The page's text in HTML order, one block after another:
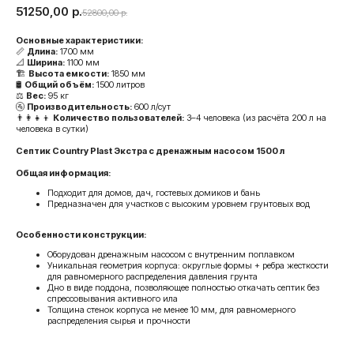
51250,00 р.52800,00 р.
Основные характеристики:
📏 Длина: 1700 мм
📐 Ширина: 1100 мм
🏗️ Высота емкости: 1850 мм
🛢️ Общий объём: 1500 литров
⚖️ Вес: 95 кг
🚰 Производительность: 600 л/сут
👨‍👩‍👧‍👦 Количество пользователей: 3–4 человека (из расчёта 200 л на
человека в сутки)
Септик Country Plast Экстра с дренажным насосом 1500 л
Общая информация:
Подходит для домов, дач, гостевых домиков и бань
Предназначен для участков с высоким уровнем грунтовых вод
Особенности конструкции:
Оборудован дренажным насосом с внутренним поплавком
Уникальная геометрия корпуса: округлые формы + ребра жесткости
для равномерного распределения давления грунта
Дно в виде поддона, позволяющее полностью откачать септик без
спрессовывания активного ила
Толщина стенок корпуса не менее 10 мм, для равномерного
распределения сырья и прочности